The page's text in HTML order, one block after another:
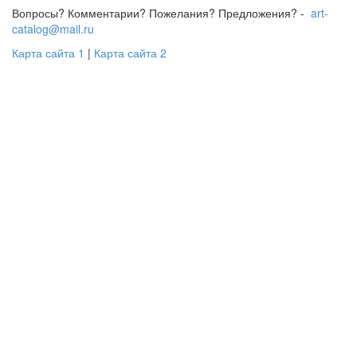
Вопросы? Комментарии? Пожелания? Предложения? - art-
catalog@mail.ru
Карта сайта 1 | Карта сайта 2